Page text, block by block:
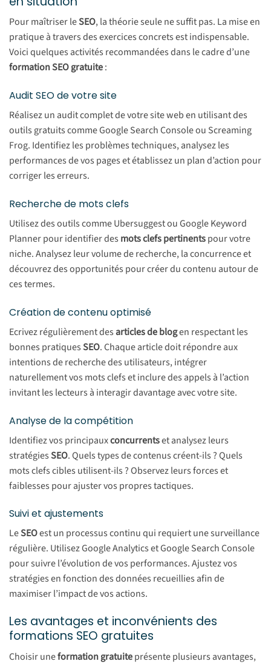
Pour maîtriser leSEO, la théorie seule ne suffit pas. La mise en
pratique à travers des exercices concrets est indispensable.
Voici quelques activités recommandées dans le cadre d’une
formation SEO gratuite:
Audit SEO de votre site
Réalisez un audit complet de votre site web en utilisant des
outils gratuits comme Google Search Console ou Screaming
Frog. Identifiez les problèmes techniques, analysez les
performances de vos pages et établissez un plan d’action pour
corriger les erreurs.
Recherche de mots clefs
Utilisez des outils comme Ubersuggest ou Google Keyword
Planner pour identifier des mots clefs pertinentspour votre
niche. Analysez leur volume de recherche, la concurrence et
découvrez des opportunités pour créer du contenu autour de
ces termes.
Création de contenu optimisé
Ecrivez régulièrement desarticles de blogen respectant les
bonnes pratiquesSEO. Chaque article doit répondre aux
intentions de recherche des utilisateurs, intégrer
naturellement vos mots clefs et inclure des appels à l’action
invitant les lecteurs à interagir davantage avec votre site.
Analyse de la compétition
Identifiez vos principauxconcurrentset analysez leurs
stratégiesSEO. Quels types de contenus créent-ils ? Quels
mots clefs cibles utilisent-ils ? Observez leurs forces et
faiblesses pour ajuster vos propres tactiques.
Suivi et ajustements
LeSEOest un processus continu qui requiert une surveillance
régulière. Utilisez Google Analytics et Google Search Console
pour suivre l’évolution de vos performances. Ajustez vos
stratégies en fonction des données recueillies afin de
maximiser l’impact de vos actions.
Les avantages et inconvénients des
formations SEO gratuites
Choisir uneformation gratuiteprésente plusieurs avantages,